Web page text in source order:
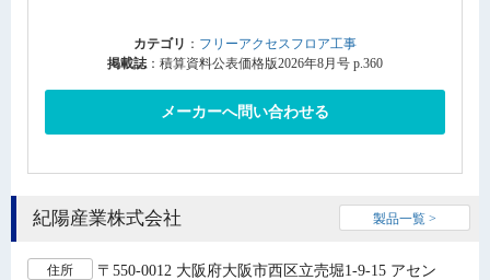
カテゴリ ： フリーアクセスフロア工事
掲載誌 ：積算資料公表価格版2026年8月号 p.360
メーカーへ問い合わせる
紀陽産業株式会社 製品一覧 >
住所
〒550-0012 大阪府大阪市西区立売堀1-9-15 アセン